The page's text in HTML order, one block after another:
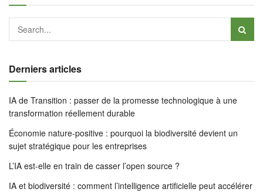
Derniers articles
IA de Transition : passer de la promesse technologique à une
transformation réellement durable
Économie nature-positive : pourquoi la biodiversité devient un
sujet stratégique pour les entreprises
L’IA est-elle en train de casser l’open source ?
IA et biodiversité : comment l’intelligence artificielle peut accélérer